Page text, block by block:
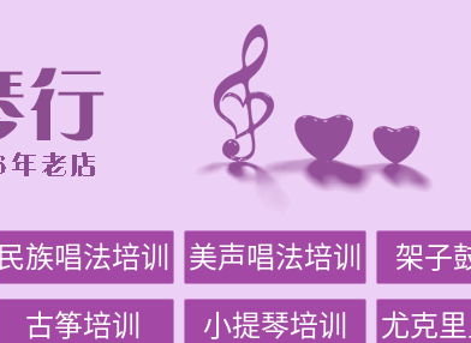
民族唱法培训 美声唱法培训 架子
古筝培训 小提琴培训 尤克